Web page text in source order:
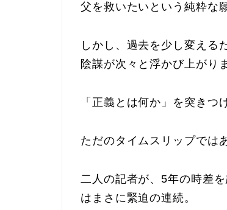
父を救いたいという純粋な
しかし、過去を少し変える
陰謀が次々と浮かび上がり
「正義とは何か」を突きつ
ただのタイムスリップでは
二人の記者が、5年の時差
はまさに緊迫の連続。